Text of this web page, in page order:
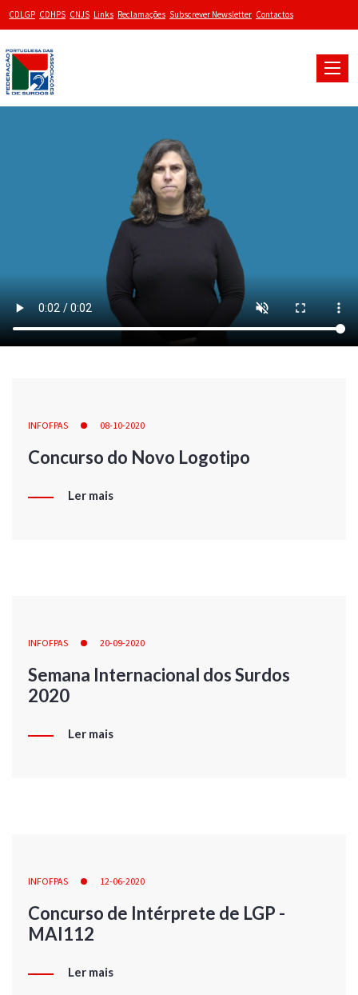
CDLGP CDHPS CNJS Links Reclamações Subscrever Newsletter Contactos
Toggle
INFOFPAS 08-10-2020
Concurso do Novo Logotipo
Ler mais
INFOFPAS 20-09-2020
Semana Internacional dos Surdos
2020
Ler mais
INFOFPAS 12-06-2020
Concurso de Intérprete de LGP -
MAI112
Ler mais